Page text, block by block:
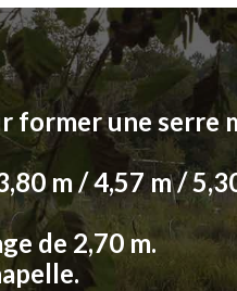
former une serre
m / 4,57 m /
de 2,70 m.